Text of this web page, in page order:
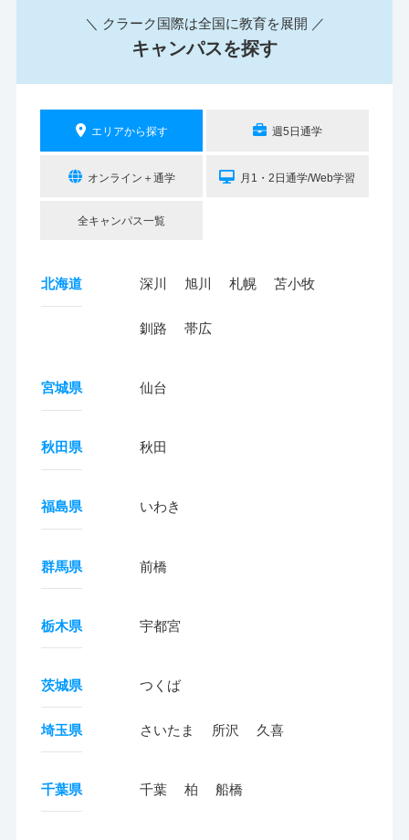
＼ クラーク国際は全国に教育を展開 ／
キャンパスを探す
エリアから探す 週5日通学
オンライン＋通学 月1・2日通学/Web学習
全キャンパス一覧
北海道 深川 旭川 札幌 苫小牧
釧路 帯広
宮城県 仙台
秋田県 秋田
福島県 いわき
群馬県 前橋
栃木県 宇都宮
茨城県 つくば
埼玉県 さいたま 所沢 久喜
千葉県 千葉 柏 船橋